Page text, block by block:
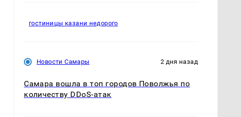
гостиницы казани недорого
Новости Самары 2 дня назад
Самара вошла в топ городов Поволжья по
количеству DDoS-атак